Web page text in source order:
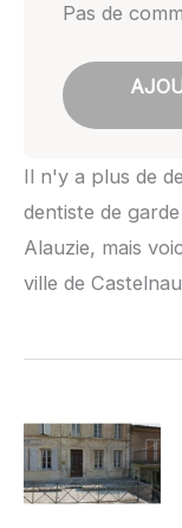
Pas de
Il n'y a plus de
dentiste de
Alauzie, mais
ville de